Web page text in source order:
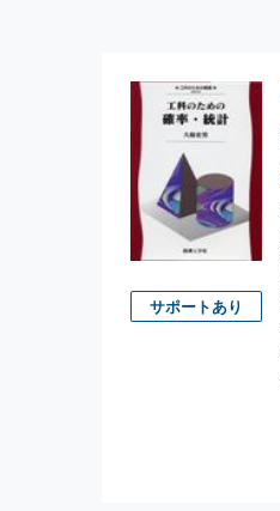
サポートあり